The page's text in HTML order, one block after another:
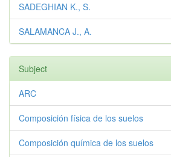
SADEGHIAN K., S.
SALAMANCA J., A.
Subject
ARC
Composición física de los suelos
Composición química de los suelos